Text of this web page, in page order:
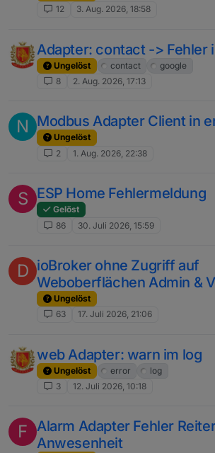
12
3. Aug. 2026, 18:58
Adapter: contact -> Fehler
Ungelöst contact
google
8
2. Aug. 2026, 17:13
N Modbus Adapter Client in
Ungelöst
2
1. Aug. 2026, 22:38
S ESP Home Fehlermeldung
Gelöst
86
30. Juli 2026, 15:59
D ioBroker ohne Zugriff auf
Weboberflächen Admin &
Ungelöst
63
17. Juli 2026, 21:06
web Adapter: warn im log
Ungelöst error
log
3
12. Juli 2026, 10:18
F Alarm Adapter Fehler
Anwesenheit